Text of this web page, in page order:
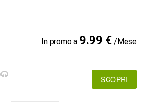
In promo a 9.99 €/Mese
SCOPRI